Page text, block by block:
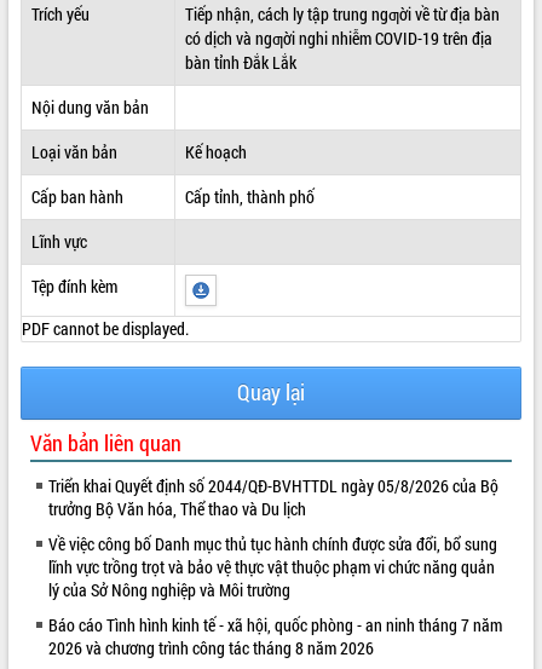
VĂN BẢN HĐND TỈNH
QUY HOẠCH - KẾ HOẠCH
VIDEO
Trích yếu
Tiếp nhận, cách ly tập trung ngƣời về từ địa bàn
có dịch và ngƣời nghi nhiễm COVID-19 trên địa
bàn tỉnh Đắk Lắk
Nội dung văn bản
Loại văn bản
Kế hoạch
Cấp ban hành
Cấp tỉnh, thành phố
Lĩnh vực
Tệp đính kèm
PDF cannot be displayed.
Quay lại
Văn bản liên quan
Triển khai Quyết định số 2044/QĐ-BVHTTDL ngày 05/8/2026 của Bộ
trưởng Bộ Văn hóa, Thể thao và Du lịch
Về việc công bố Danh mục thủ tục hành chính được sửa đổi, bổ sung
lĩnh vực trồng trọt và bảo vệ thực vật thuộc phạm vi chức năng quản
lý của Sở Nông nghiệp và Môi trường
Báo cáo Tình hình kinh tế - xã hội, quốc phòng - an ninh tháng 7 năm
2026 và chương trình công tác tháng 8 năm 2026